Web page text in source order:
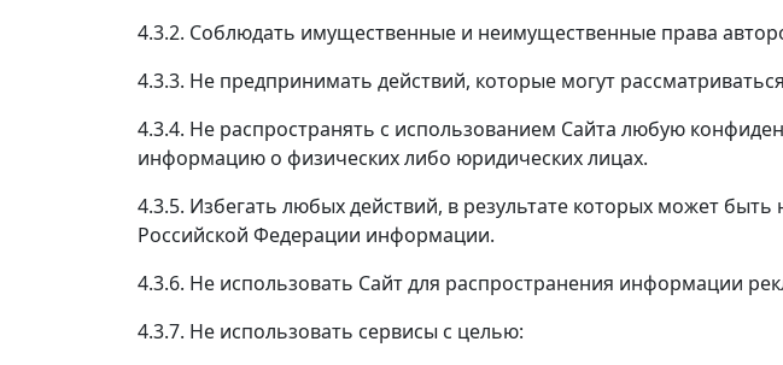
4.3.2. Соблюдать имущественные и неимущественные права
4.3.3. Не предпринимать действий, которые могут
4.3.4. Не распространять с использованием Сайта любую
информацию о физических либо юридических лицах.
4.3.5. Избегать любых действий, в результате которых может
Российской Федерации информации.
4.3.6. Не использовать Сайт для распространения информации
4.3.7. Не использовать сервисы с целью: